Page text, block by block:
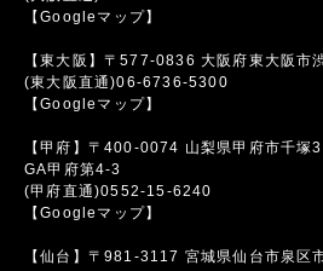
【Googleマップ】
【東大阪】〒577-0836 大阪府東大阪
(東大阪直通)06-6736-5300
【Googleマップ】
【甲府】〒400-0074 山梨県甲府市千
GA甲府第4-3
(甲府直通)0552-15-6240
【Googleマップ】
【仙台】〒981-3117 宮城県仙台市泉